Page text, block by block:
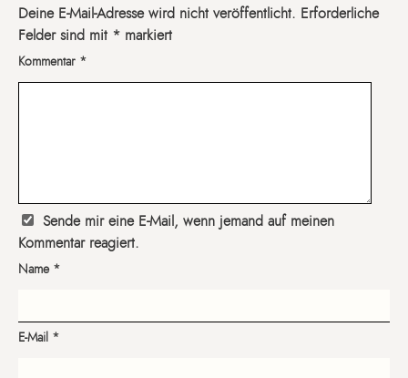
Deine E-Mail-Adresse wird nicht veröffentlicht. Erforderliche
Felder sind mit * markiert
Kommentar *
Sende mir eine E-Mail, wenn jemand auf meinen
Kommentar reagiert.
Name *
E-Mail *